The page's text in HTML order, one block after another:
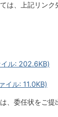
は、上記リンク
イル: 202.6KB)
イル: 11.0KB)
、委任状をご提